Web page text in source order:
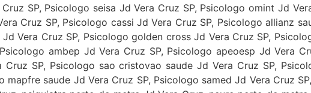
SP, Psicologo seisa Jd Vera Cruz SP, Psicologo omint Jd
Cruz SP, Psicologo cassi Jd Vera Cruz SP, Psicologo allianz
Vera Cruz SP, Psicologo golden cross Jd Vera Cruz SP,
ambep Jd Vera Cruz SP, Psicologo apeoesp Jd Vera
SP, Psicologo sao cristovao saude Jd Vera Cruz SP,
saude Jd Vera Cruz SP, Psicologo samed Jd Vera Cruz